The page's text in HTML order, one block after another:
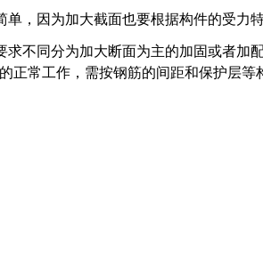
单，因为加大截面也要根据构件的受
求不同分为加大断面为主的加固或者
正常工作，需按钢筋的间距和保护层